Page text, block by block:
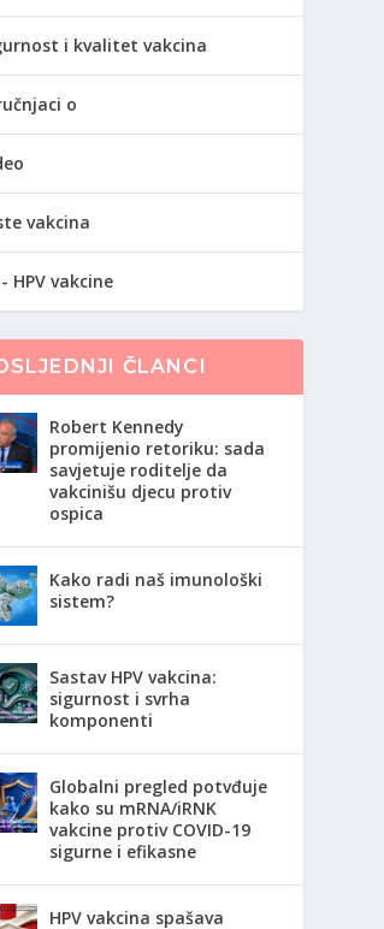
i kvalitet vakcina
o
vakcina
HPV vakcine
ČLANCI
Robert Kennedy
promijenio retoriku: sada
savjetuje roditelje da
vakcinišu djecu protiv
ospica
Kako radi naš imunološki
sistem?
Sastav HPV vakcina:
sigurnost i svrha
komponenti
Globalni pregled potvđuje
kako su mRNA/iRNK
vakcine protiv COVID-19
sigurne i efikasne
HPV vakcina spašava